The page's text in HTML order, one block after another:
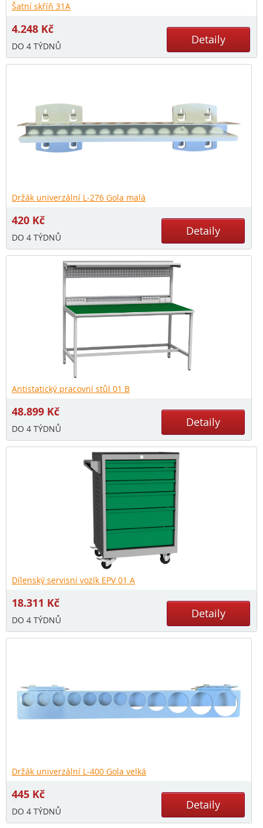
Šatní skříň 31A
4.248 Kč
DO 4 TÝDNŮ Detaily
Držák univerzální L-276 Gola malá
420 Kč
DO 4 TÝDNŮ Detaily
Antistatický pracovní stůl 01 B
48.899 Kč
DO 4 TÝDNŮ Detaily
Dílenský servisní vozík EPV 01 A
18.311 Kč
DO 4 TÝDNŮ Detaily
Držák univerzální L-400 Gola velká
445 Kč
DO 4 TÝDNŮ Detaily